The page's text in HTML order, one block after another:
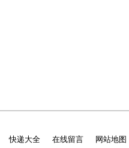
快递大全 在线留言 网站地图